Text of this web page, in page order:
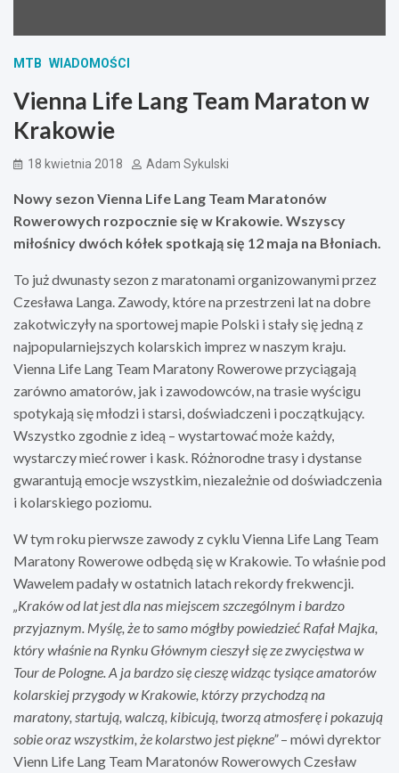
MTB WIADOMOŚCI
Vienna Life Lang Team Maraton w
Krakowie
18 kwietnia 2018 Adam Sykulski
Nowy sezon Vienna Life Lang Team Maratonów
Rowerowych rozpocznie się w Krakowie. Wszyscy
miłośnicy dwóch kółek spotkają się 12 maja na Błoniach.
To już dwunasty sezon z maratonami organizowanymi przez
Czesława Langa. Zawody, które na przestrzeni lat na dobre
zakotwiczyły na sportowej mapie Polski i stały się jedną z
najpopularniejszych kolarskich imprez w naszym kraju.
Vienna Life Lang Team Maratony Rowerowe przyciągają
zarówno amatorów, jak i zawodowców, na trasie wyścigu
spotykają się młodzi i starsi, doświadczeni i początkujący.
Wszystko zgodnie z ideą – wystartować może każdy,
wystarczy mieć rower i kask. Różnorodne trasy i dystanse
gwarantują emocje wszystkim, niezależnie od doświadczenia
i kolarskiego poziomu.
W tym roku pierwsze zawody z cyklu Vienna Life Lang Team
Maratony Rowerowe odbędą się w Krakowie. To właśnie pod
Wawelem padały w ostatnich latach rekordy frekwencji.
„Kraków od lat jest dla nas miejscem szczególnym i bardzo
przyjaznym. Myślę, że to samo mógłby powiedzieć Rafał Majka,
który właśnie na Rynku Głównym cieszył się ze zwycięstwa w
Tour de Pologne. A ja bardzo się cieszę widząc tysiące amatorów
kolarskiej przygody w Krakowie, którzy przychodzą na
maratony, startują, walczą, kibicują, tworzą atmosferę i pokazują
sobie oraz wszystkim, że kolarstwo jest piękne”– mówi dyrektor
Vienn Life Lang Team Maratonów Rowerowych Czesław